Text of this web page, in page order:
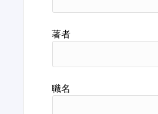
著者
職名